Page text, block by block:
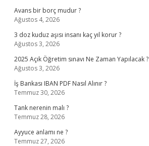
Avans bir borç mudur ?
Ağustos 4, 2026
3 doz kuduz aşısı insanı kaç yıl korur ?
Ağustos 3, 2026
2025 Açık Öğretim sınavı Ne Zaman Yapılacak ?
Ağustos 3, 2026
İş Bankası IBAN PDF Nasıl Alınır ?
Temmuz 30, 2026
Tank nerenin malı ?
Temmuz 28, 2026
Ayyuce anlamı ne ?
Temmuz 27, 2026